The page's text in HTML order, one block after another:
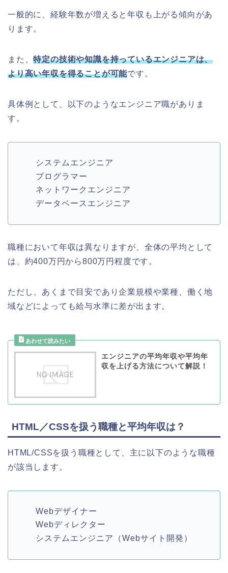
一般的に、経験年数が増えると年収も上がる傾向があ
ります。
また、特定の技術や知識を持っているエンジニアは、
より高い年収を得ることが可能です。
具体例として、以下のようなエンジニア職がありま
す。
システムエンジニア
プログラマー
ネットワークエンジニア
データベースエンジニア
職種において年収は異なりますが、全体の平均として
は、約400万円から800万円程度です。
ただし、あくまで目安であり企業規模や業種、働く地
域などによっても給与水準に差が出ます。
エンジニアの平均年収や平均年
収を上げる方法について解説！
HTML／CSSを扱う職種と平均年収は？
HTML/CSSを扱う職種として、主に以下のような職種
が該当します。
Webデザイナー
Webディレクター
システムエンジニア（Webサイト開発）